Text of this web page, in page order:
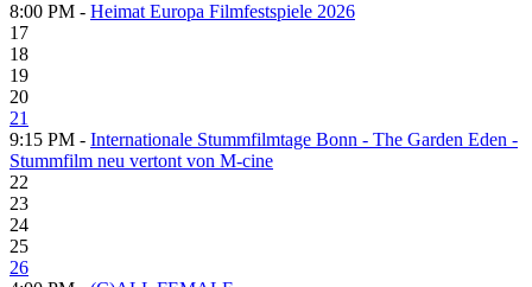
8:00 PM - Heimat Europa Filmfestspiele 2026
17
18
19
20
21
9:15 PM - Internationale Stummfilmtage Bonn - The Garden Eden -
Stummfilm neu vertont von M-cine
22
23
24
25
26